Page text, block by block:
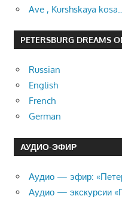
Ave , Kurshskaya
PETERSBURG DREAMS
Russian
English
French
German
АУДИО-ЭФИР
Аудио — эфир:
Аудио — экскурсии